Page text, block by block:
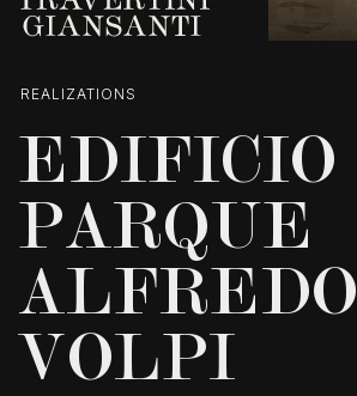
REALIZATIONS
EDIFICIO
PARQUE
ALFREDO
VOLPI